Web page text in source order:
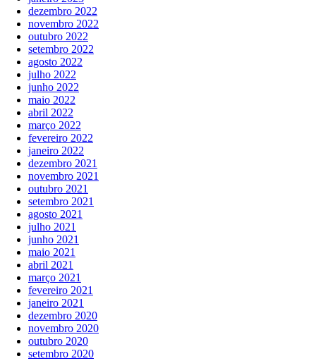
dezembro 2022
novembro 2022
outubro 2022
setembro 2022
agosto 2022
julho 2022
junho 2022
maio 2022
abril 2022
março 2022
fevereiro 2022
janeiro 2022
dezembro 2021
novembro 2021
outubro 2021
setembro 2021
agosto 2021
julho 2021
junho 2021
maio 2021
abril 2021
março 2021
fevereiro 2021
janeiro 2021
dezembro 2020
novembro 2020
outubro 2020
setembro 2020